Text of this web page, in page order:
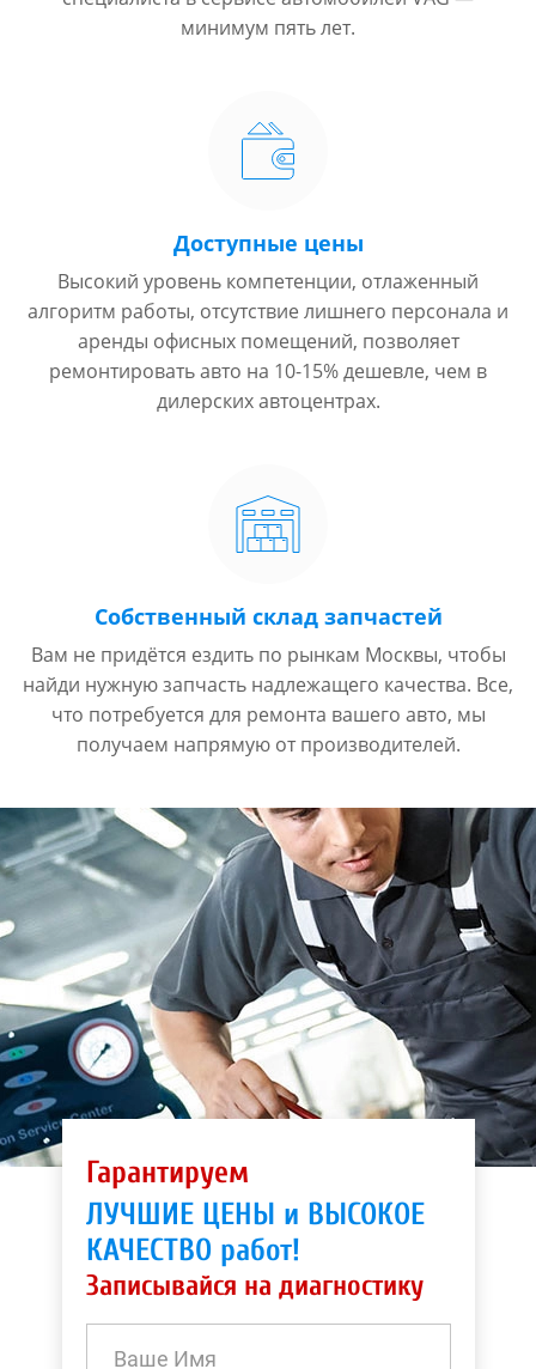
минимум пять лет.
Доступные цены
Высокий уровень компетенции, отлаженный
алгоритм работы, отсутствие лишнего персонала и
аренды офисных помещений, позволяет
ремонтировать авто на 10-15% дешевле, чем в
дилерских автоцентрах.
Собственный склад запчастей
Вам не придётся ездить по рынкам Москвы, чтобы
найди нужную запчасть надлежащего качества. Все,
что потребуется для ремонта вашего авто, мы
получаем напрямую от производителей.
Гарантируем
ЛУЧШИЕ ЦЕНЫ и ВЫСОКОЕ
КАЧЕСТВО работ!
Записывайся на диагностику